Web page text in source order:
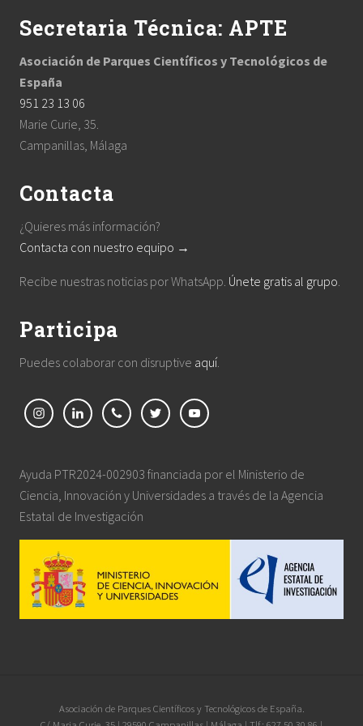
Secretaria Técnica: APTE
Asociación de Parques Científicos y Tecnológicos de
España
951 23 13 06
Marie Curie, 35.
Campanillas, Málaga
Contacta
¿Quieres más información?
Contacta con nuestro equipo →
Recibe nuestras noticias por WhatsApp. Únete gratis al grupo.
Participa
Puedes colaborar con disruptive aquí.
Ayuda PTR2024-002903 financiada por el Ministerio de
Ciencia, Innovación y Universidades a través de la Agencia
Estatal de Investigación
Asociación de Parques Científicos y Tecnológicos de España.